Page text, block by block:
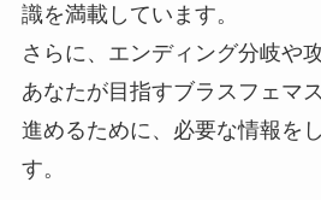
識を満載しています。
さらに、エンディング分岐や
あなたが目指すブラスフェマ
進めるために、必要な情報を
す。